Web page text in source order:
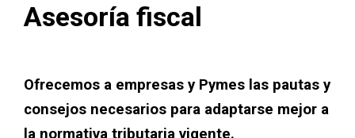
Asesoría fiscal
Ofrecemos a empresas y Pymes las pautas y
consejos necesarios para adaptarse mejor a
la normativa tributaria vigente.